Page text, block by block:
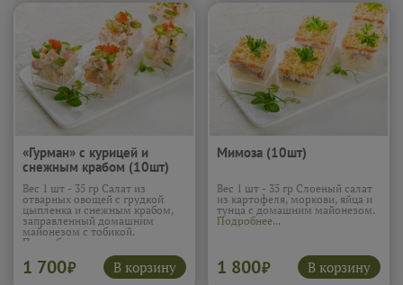
«Гурман» с курицей и
снежным крабом (10шт)
Вес 1 шт - 35 гр Салат из
отварных овощей с грудкой
цыпленка и снежным крабом,
заправленный домашним
майонезом с тобикой.
Подробнее...
1 700₽ В корзину
Мимоза (10шт)
Вес 1 шт - 35 гр Слоеный салат
из картофеля, моркови, яйца и
тунца с домашним майонезом.
Подробнее...
1 800₽ В корзину